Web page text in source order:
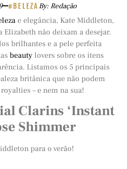
#BELEZA By: Redação
e elegância, Kate Middleton,
Elizabeth não deixam a desejar.
brilhantes e a pele perfeita
beauty lovers sobre os itens
Listamos os 5 principais
britânica que não podem
– e nem na sua!
Clarins ‘Instant
Shimmer
para o verão!